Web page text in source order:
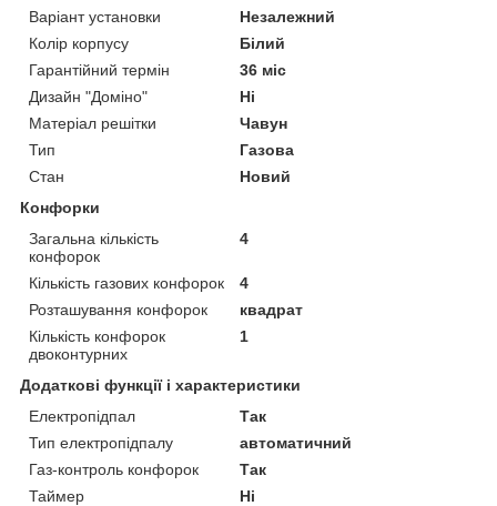
Варіант установки
Незалежний
Колір корпусу
Білий
Гарантійний термін
36 міс
Дизайн "Доміно"
Ні
Матеріал решітки
Чавун
Тип
Газова
Стан
Новий
Конфорки
Загальна кількість
конфорок
4
Кількість газових конфорок
4
Розташування конфорок
квадрат
Кількість конфорок
двоконтурних
1
Додаткові функції і характеристики
Електропідпал
Так
Тип електропідпалу
автоматичний
Газ-контроль конфорок
Так
Таймер
Ні